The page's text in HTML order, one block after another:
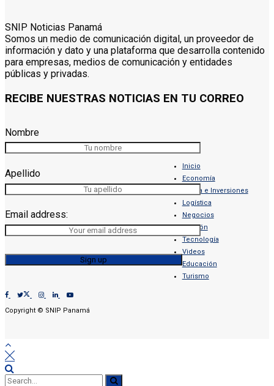
SNIP Noticias Panamá
Somos un medio de comunicación digital, un proveedor de
información y dato y una plataforma que desarrolla contenido
para empresas, medios de comunicación y entidades
públicas y privadas.
RECIBE NUESTRAS NOTICIAS EN TU CORREO
Nombre
Apellido
Email address:
Inicio
Economía
Banca e Inversiones
Logística
Negocios
Opinión
Tecnología
Videos
Educación
Turismo
Copyright © SNIP Panamá